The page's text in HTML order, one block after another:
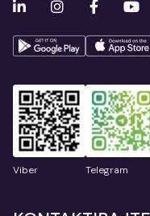
Viber Telegram